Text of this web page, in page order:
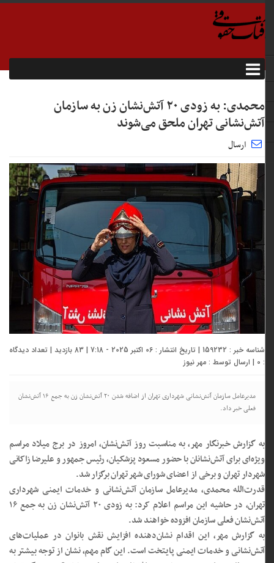
محمدی: به زودی ۲۰ آتش‌نشان زن به سازمان
آتش‌نشانی تهران ملحق می‌شوند
ارسال
شناسه خبر : 159232 | تاریخ انتشار : 06 اکتبر 2025 - 7:18 | 83 بازدید | تعداد دیدگاه
| ارسال توسط :مهر نیوز
مدیرعامل سازمان آتش‌نشانی شهرداری تهران از اضافه شدن ۲۰ آتش‌نشان زن به جمع ۱۶ آتش‌نشان
فعلی خبر داد.
به گزارش خبرنگار مهر، به مناسبت روز آتش‌نشان، امروز در برج میلاد مراسم
ویژه‌ای برای آتش‌نشانان با حضور مسعود پزشکیان، رئیس جمهور و علیرضا زاکانی
شهردار تهران و برخی از اعضای شورای شهر تهران برگزار شد.
قدرت‌الله محمدی، مدیرعامل سازمان آتش‌نشانی و خدمات ایمنی شهرداری
تهران، در حاشیه این مراسم اعلام کرد: به زودی ۲۰ آتش‌نشان زن به جمع ۱۶
آتش‌نشان فعلی سازمان افزوده خواهند شد.
به گزارش مهر، این اقدام نشان‌دهنده افزایش نقش بانوان در عملیات‌های
آتش‌نشانی و خدمات ایمنی پایتخت است. این گام مهم، نشان از توجه بیشتر به